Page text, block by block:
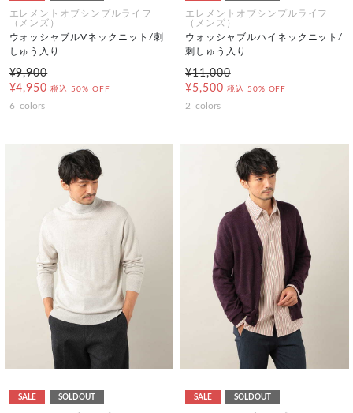
エレメントオブシンプルライフ
（メンズ）
ウォッシャブルVネックニット/刺
しゅう入り
¥9,900
¥4,950 税込 50% OFF
6 colors
エレメントオブシンプルライフ
（メンズ）
ウォッシャブルハイネックニット/
刺しゅう入り
¥11,000
¥5,500 税込 50% OFF
2 colors
SALE SOLDOUT SALE SOLDOUT